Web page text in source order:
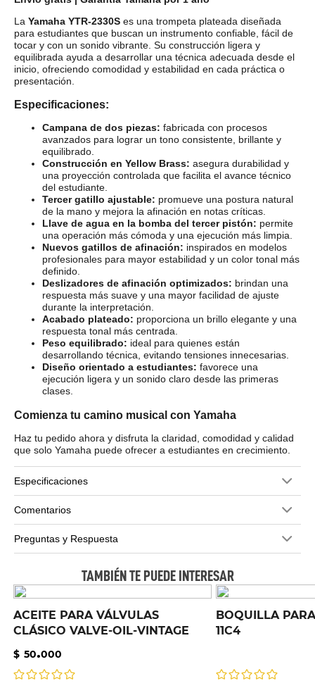
La Yamaha YTR-2330S es una trompeta plateada diseñada
para estudiantes que buscan un instrumento confiable, fácil de
tocar y con un sonido vibrante. Su construcción ligera y
equilibrada ayuda a desarrollar una técnica adecuada desde el
inicio, ofreciendo comodidad y estabilidad en cada práctica o
presentación.
Especificaciones:
Campana de dos piezas: fabricada con procesos
avanzados para lograr un tono consistente, brillante y
equilibrado.
Construcción en Yellow Brass: asegura durabilidad y
una proyección controlada que facilita el avance técnico
del estudiante.
Tercer gatillo ajustable: promueve una postura natural
de la mano y mejora la afinación en notas críticas.
Llave de agua en la bomba del tercer pistón: permite
una operación más cómoda y una ejecución más limpia.
Nuevos gatillos de afinación: inspirados en modelos
profesionales para mayor estabilidad y un color tonal más
definido.
Deslizadores de afinación optimizados: brindan una
respuesta más suave y una mayor facilidad de ajuste
durante la interpretación.
Acabado plateado: proporciona un brillo elegante y una
respuesta tonal más centrada.
Peso equilibrado: ideal para quienes están
desarrollando técnica, evitando tensiones innecesarias.
Diseño orientado a estudiantes: favorece una
ejecución ligera y un sonido claro desde las primeras
clases.
Comienza tu camino musical con Yamaha
Haz tu pedido ahora y disfruta la claridad, comodidad y calidad
que solo Yamaha puede ofrecer a estudiantes en crecimiento.
Especificaciones
Comentarios
Preguntas y Respuesta
TAMBIÉN TE PUEDE INTERESAR
ACEITE PARA VÁLVULAS
CLÁSICO VALVE-OIL-VINTAGE
$ 50.000
BOQUILLA
11C4